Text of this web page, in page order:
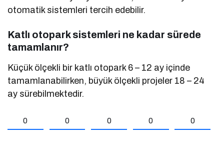
otomatik sistemleri tercih edebilir.
Katlı otopark sistemleri ne kadar sürede
tamamlanır?
Küçük ölçekli bir katlı otopark 6 – 12 ay içinde
tamamlanabilirken, büyük ölçekli projeler 18 – 24
ay sürebilmektedir.
0 0 0 0 0